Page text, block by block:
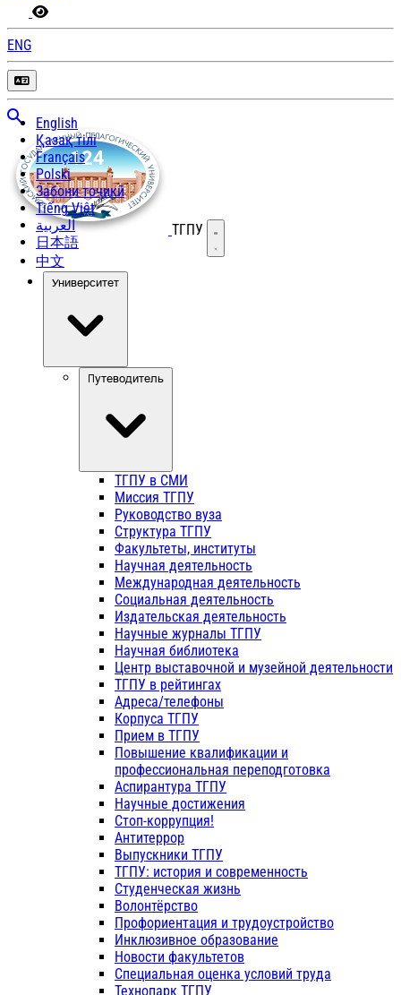
ENG
English
Қазақ тілі
Français
Polski
Забони тоҷикӣ
Tiếng Việt
العربية
日本語
中文
ТГПУ Открыть меню
Университет
Путеводитель
ТГПУ в СМИ
Миссия ТГПУ
Руководство вуза
Структура ТГПУ
Факультеты, институты
Научная деятельность
Международная деятельность
Социальная деятельность
Издательская деятельность
Научные журналы ТГПУ
Научная библиотека
Центр выставочной и музейной деятельности
ТГПУ в рейтингах
Адреса/телефоны
Корпуса ТГПУ
Прием в ТГПУ
Повышение квалификации и
профессиональная переподготовка
Аспирантура ТГПУ
Научные достижения
Стоп-коррупция!
Антитеррор
Выпускники ТГПУ
ТГПУ: история и современность
Студенческая жизнь
Волонтёрство
Профориентация и трудоустройство
Инклюзивное образование
Новости факультетов
Специальная оценка условий труда
Технопарк ТГПУ